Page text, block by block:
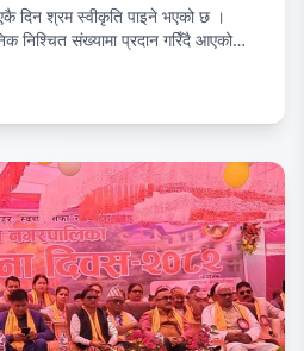
दिन श्रम स्वीकृति पाइने भएको छ ।
निश्चित संख्यामा प्रदान गरिँदै आएको
रहेको टोकन प्रणालीको अन्त्य